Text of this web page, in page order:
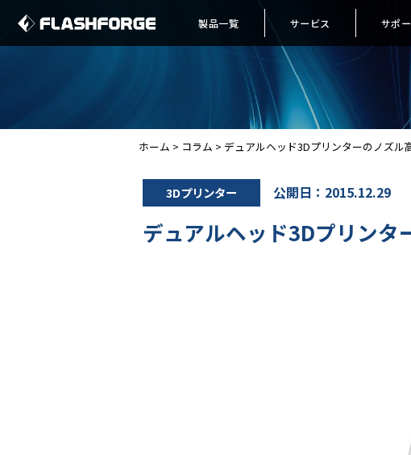
製品一覧 サービス サポ
ホーム > コラム > デュアルヘッド3Dプリンターのノズル
3Dプリンター 公開日：2015.12.29
デュアルヘッド3Dプリンタ